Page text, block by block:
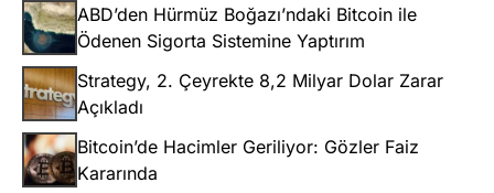
ABD’den Hürmüz Boğazı’ndaki Bitcoin ile
Ödenen Sigorta Sistemine Yaptırım
Strategy, 2. Çeyrekte 8,2 Milyar Dolar Zarar
Açıkladı
Bitcoin’de Hacimler Geriliyor: Gözler Faiz
Kararında